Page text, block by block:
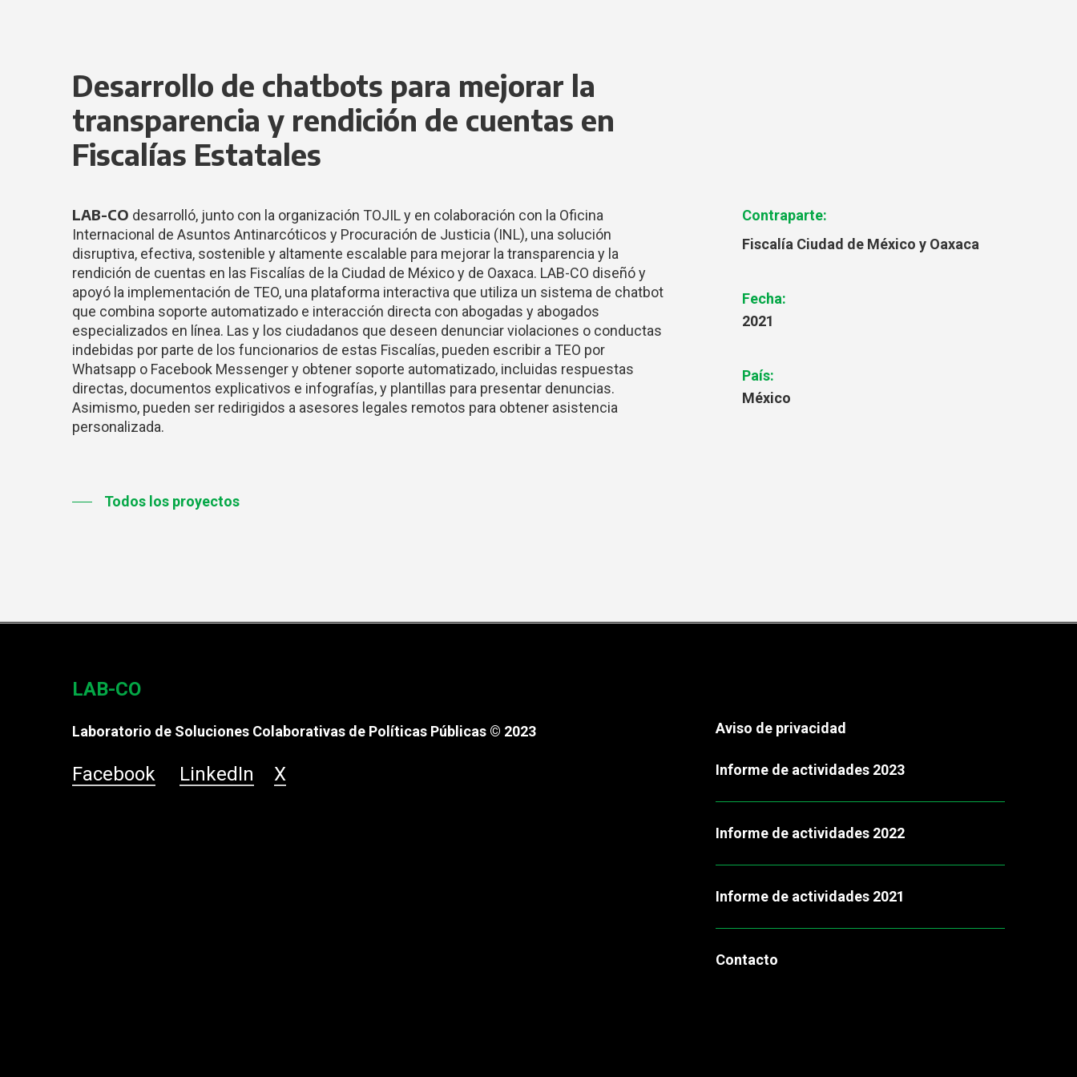
Desarrollo de chatbots para mejorar la
transparencia y rendición de cuentas en
Fiscalías Estatales
LAB-CO desarrolló, junto con la organización TOJIL y en colaboración con la Oficina
Internacional de Asuntos Antinarcóticos y Procuración de Justicia (INL), una solución
disruptiva, efectiva, sostenible y altamente escalable para mejorar la transparencia y la
rendición de cuentas en las Fiscalías de la Ciudad de México y de Oaxaca. LAB-CO diseñó y
apoyó la implementación de TEO, una plataforma interactiva que utiliza un sistema de chatbot
que combina soporte automatizado e interacción directa con abogadas y abogados
especializados en línea. Las y los ciudadanos que deseen denunciar violaciones o conductas
indebidas por parte de los funcionarios de estas Fiscalías, pueden escribir a TEO por
Whatsapp o Facebook Messenger y obtener soporte automatizado, incluidas respuestas
directas, documentos explicativos e infografías, y plantillas para presentar denuncias.
Asimismo, pueden ser redirigidos a asesores legales remotos para obtener asistencia
personalizada.
Todos los proyectos
Contraparte:
Fiscalía Ciudad de México y Oaxaca
Fecha:
2021
País:
México
LAB-CO
Laboratorio de Soluciones Colaborativas de Políticas Públicas © 2023
Facebook LinkedIn X
Aviso de privacidad
Informe de actividades 2023
Informe de actividades 2022
Informe de actividades 2021
Contacto